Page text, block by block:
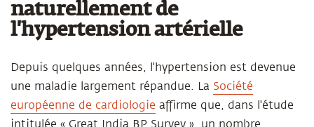
naturellement de
l'hypertension artérielle
Depuis quelques années, l'hypertension est devenue
une maladie largement répandue. La Société
européenne de cardiologie affirme que, dans l'étude
intitulée « Great India BP Survey », un nombre